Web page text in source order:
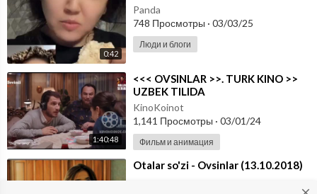
0:42
Panda
748 Просмотры · 03/03/25
Люди и блоги
1:40:48
⁣<<< OVSINLAR >>. TURK KINO >>
UZBEK TILIDA
KinoKoinot
1,141 Просмотры · 03/01/24
Фильм и анимация
⁣Otalar so'zi - Ovsinlar (13.10.2018)